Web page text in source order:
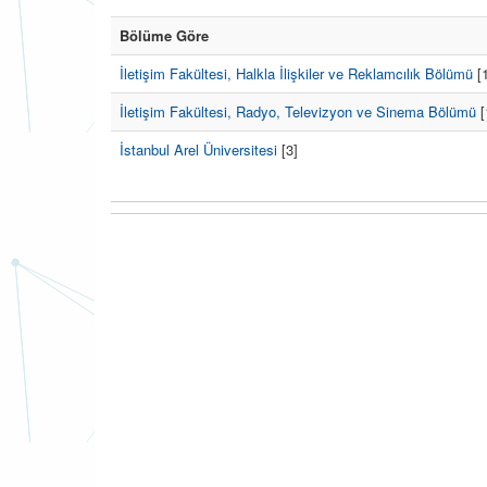
Bölüme Göre
İletişim Fakültesi, Halkla İlişkiler ve Reklamcılık Bölümü
İletişim Fakültesi, Radyo, Televizyon ve Sinema Bölümü
İstanbul Arel Üniversitesi [3]